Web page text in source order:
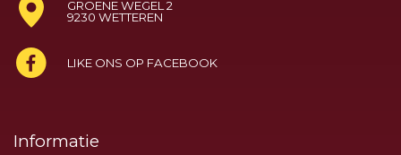
GROENE WEGEL 2
9230 WETTEREN
LIKE ONS OP FACEBOOK
Informatie